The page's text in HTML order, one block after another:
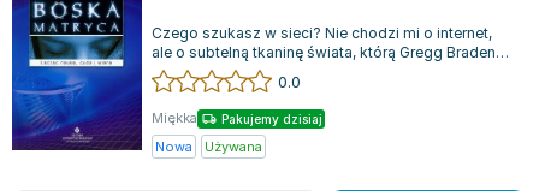
Zygmunt Freud
Agata Passent
Michel Moran
Maciej Orłoś
Jo Nesbo
Czego szukasz w sieci? Nie chodzi mi o internet,
ale o subtelną tkaninę świata, którą Gregg Braden
określa jako Boską Matrycę. Spó...
0.0
Miękka Pakujemy dzisiaj
Nowa Używana